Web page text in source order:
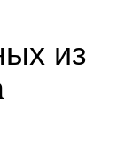
из